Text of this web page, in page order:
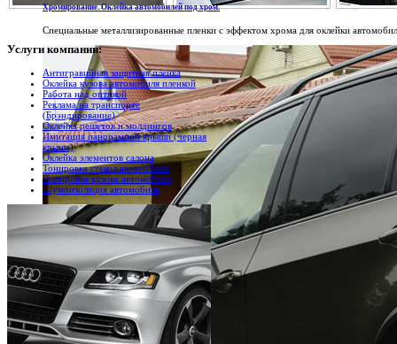
Хромирование. Оклейка автомобилей под хром.
Специальные металлизированные пленки с эффектом хрома для оклейки
Услугикомпании:
Антигравийная защитная пленка
Оклейка кузова автомобиля пленкой
Работа над оптикой
Реклама на транспорте
(Брэндирование)
Оклейка решеток и молдингов
Имитация панорамной крыши (черная
крыша)
Оклейка элементов салона
Тонировка стекол автомобиля
Полировка кузова автомобиля
Шумоизоляция автомобиля